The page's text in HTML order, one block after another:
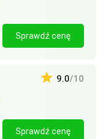
Sprawdź cenę
9.0/10
Sprawdź cenę